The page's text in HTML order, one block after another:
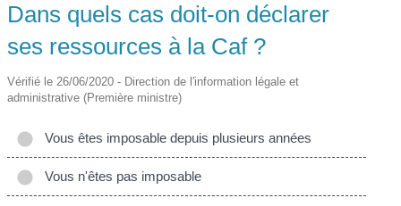
Dans quels cas doit-on déclarer
ses ressources à la Caf ?
Vérifié le 26/06/2020 - Direction de l'information légale et
administrative (Première ministre)
Vous êtes imposable depuis plusieurs années
Vous n'êtes pas imposable